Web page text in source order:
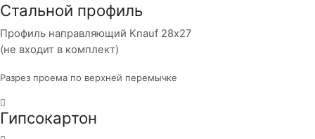
Стальной профиль
Профиль направляющий Knauf 28х27
(не входит в комплект)
Разрез проема по верхней перемычке
Гипсокартон